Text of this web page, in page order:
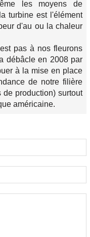
les moyens de
turbine est l'élément
d'au ou la chaleur
pas à nos fleurons
débâcle en 2008 par
à la mise en place
de notre filière
de production) surtout
américaine.